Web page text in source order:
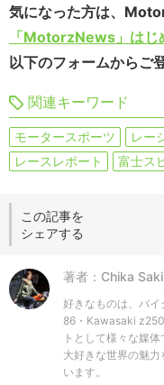
気になった方は、
「MotorzNews」はじ
以下のフォームからご
関連キーワード
モータースポーツ レー
レースレポート
富士ス
この記事を
シェアする
著者：Chika
好きなものは、バ
86・Kawasaki
トとして様々な媒
大好きな世界の魅
います。